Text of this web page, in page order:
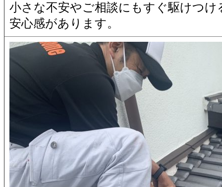
小さな不安やご相談にもすぐ駆けつ
安心感があります。